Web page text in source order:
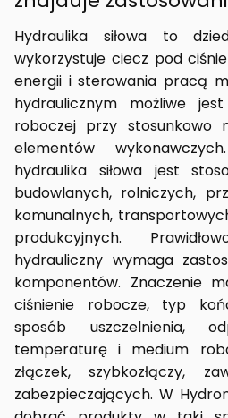
Hydraulika siłowa to
wykorzystuje ciecz pod
energii i sterowania pracą
hydraulicznym możliwe
roboczej przy stosunkowo
elementów
hydraulika siłowa jest
budowlanych, rolniczych,
komunalnych,
produkcyjnych.
hydrauliczny wymaga
komponentów. Znaczenie
ciśnienie robocze, typ
sposób uszczelnienia,
temperaturę i medium
złączek, szybkozłączy,
zabezpieczających. W